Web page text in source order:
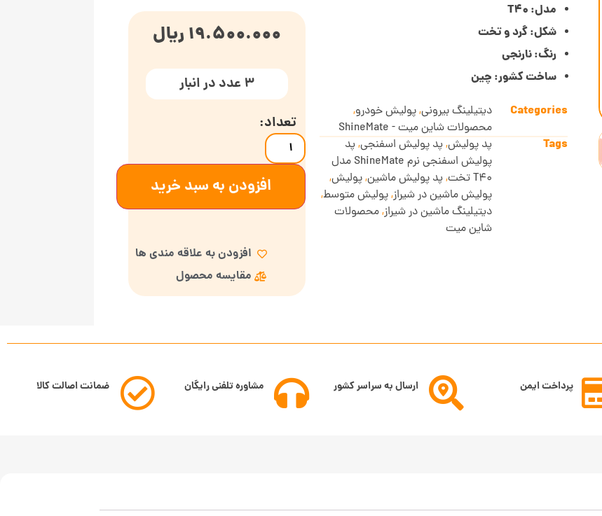
مدل: T40
شکل: گرد و تخت
رنگ: نارنجی
ساخت کشور: چین
Categories
دیتیلینگ بیرونی,پولیش خودرو,
محصولات شاین میت - ShineMate
Tags پد پولیش,پد پولیش اسفنجی,پد
پولیش اسفنجی نرم ShineMate مدل
T40 تخت
,پد پولیش ماشین,پولیش,
پولیش ماشین در شیراز,پولیش متوسط,
دیتیلینگ ماشین در شیراز,محصولات
شاین میت
19.500.000 ریال
3 عدد در انبار
افزودن به سبد خرید
افزودن به علاقه مندی ها
مقایسه محصول
پرداخت ایمن ارسال به سراسر کشور مشاوره تلفنی رایگان ضمانت اصالت کالا